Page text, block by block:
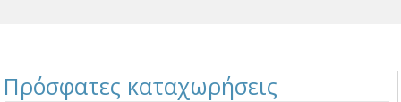
Πρόσφατες καταχωρήσεις